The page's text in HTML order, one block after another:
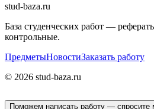
stud-baza.ru
База студенческих работ —
контрольные.
ПредметыНовостиЗаказать работу
© 2026 stud-baza.ru
Поможем написать работу — спросите